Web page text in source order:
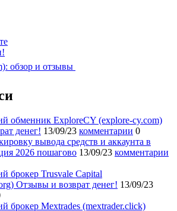
обзор и отзывы
обменник ExploreCY (explore-cy.com)
денег! 13/09/23 комментарии 0
вывода средств и аккаунта в
2026 пошагово 13/09/23 комментарии
брокер Trusvale Capital
Отзывы и возврат денег! 13/09/23
брокер Mextrades (mextrader.click)